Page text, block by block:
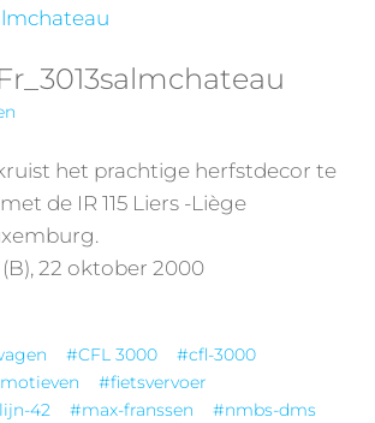
het prachtige herfstdecor te
de IR 115 Liers -Liège
22 oktober 2000
#CFL 3000
#cfl-3000
#fietsvervoer
42 #max-franssen
#nmbs-dms